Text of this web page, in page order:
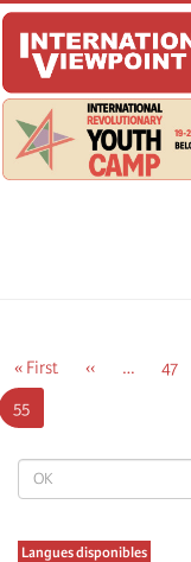
OK
Langues disponibles
Πρώτη
σελίδα
« First
Προηγούμενη
‹‹ … 47
Τρέχουσα
σελίδα
55